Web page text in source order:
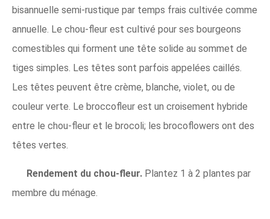
bisannuelle semi-rustique par temps frais cultivée comme
annuelle. Le chou-fleur est cultivé pour ses bourgeons
comestibles qui forment une tête solide au sommet de
tiges simples. Les têtes sont parfois appelées caillés.
Les têtes peuvent être crème, blanche, violet, ou de
couleur verte. Le broccofleur est un croisement hybride
entre le chou-fleur et le brocoli; les brocoflowers ont des
têtes vertes.
Rendement du chou-fleur. Plantez 1 à 2 plantes par
membre du ménage.